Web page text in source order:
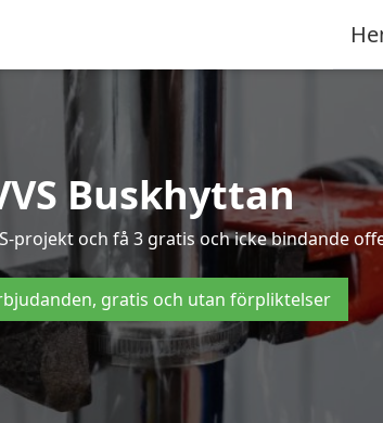
Buskhyttan
projekt och få 3 gratis och icke bindande
gratis och utan förpliktelser